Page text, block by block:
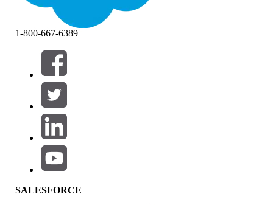
Filtres (0)
SÉLECTIONNER DES FILTRES
Gamme de produits
Impact des fonctionnalités
1-800-667-6389
SALESFORCE